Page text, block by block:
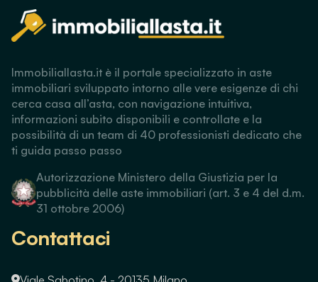
Immobiliallasta.it è il portale specializzato in aste
immobiliari sviluppato intorno alle vere esigenze di chi
cerca casa all’asta, con navigazione intuitiva,
informazioni subito disponibili e controllate e la
possibilità di un team di 40 professionisti dedicato che
ti guida passo passo
Autorizzazione Ministero della Giustizia per la
pubblicità delle aste immobiliari (art. 3 e 4 del d.m.
31 ottobre 2006)
Contattaci